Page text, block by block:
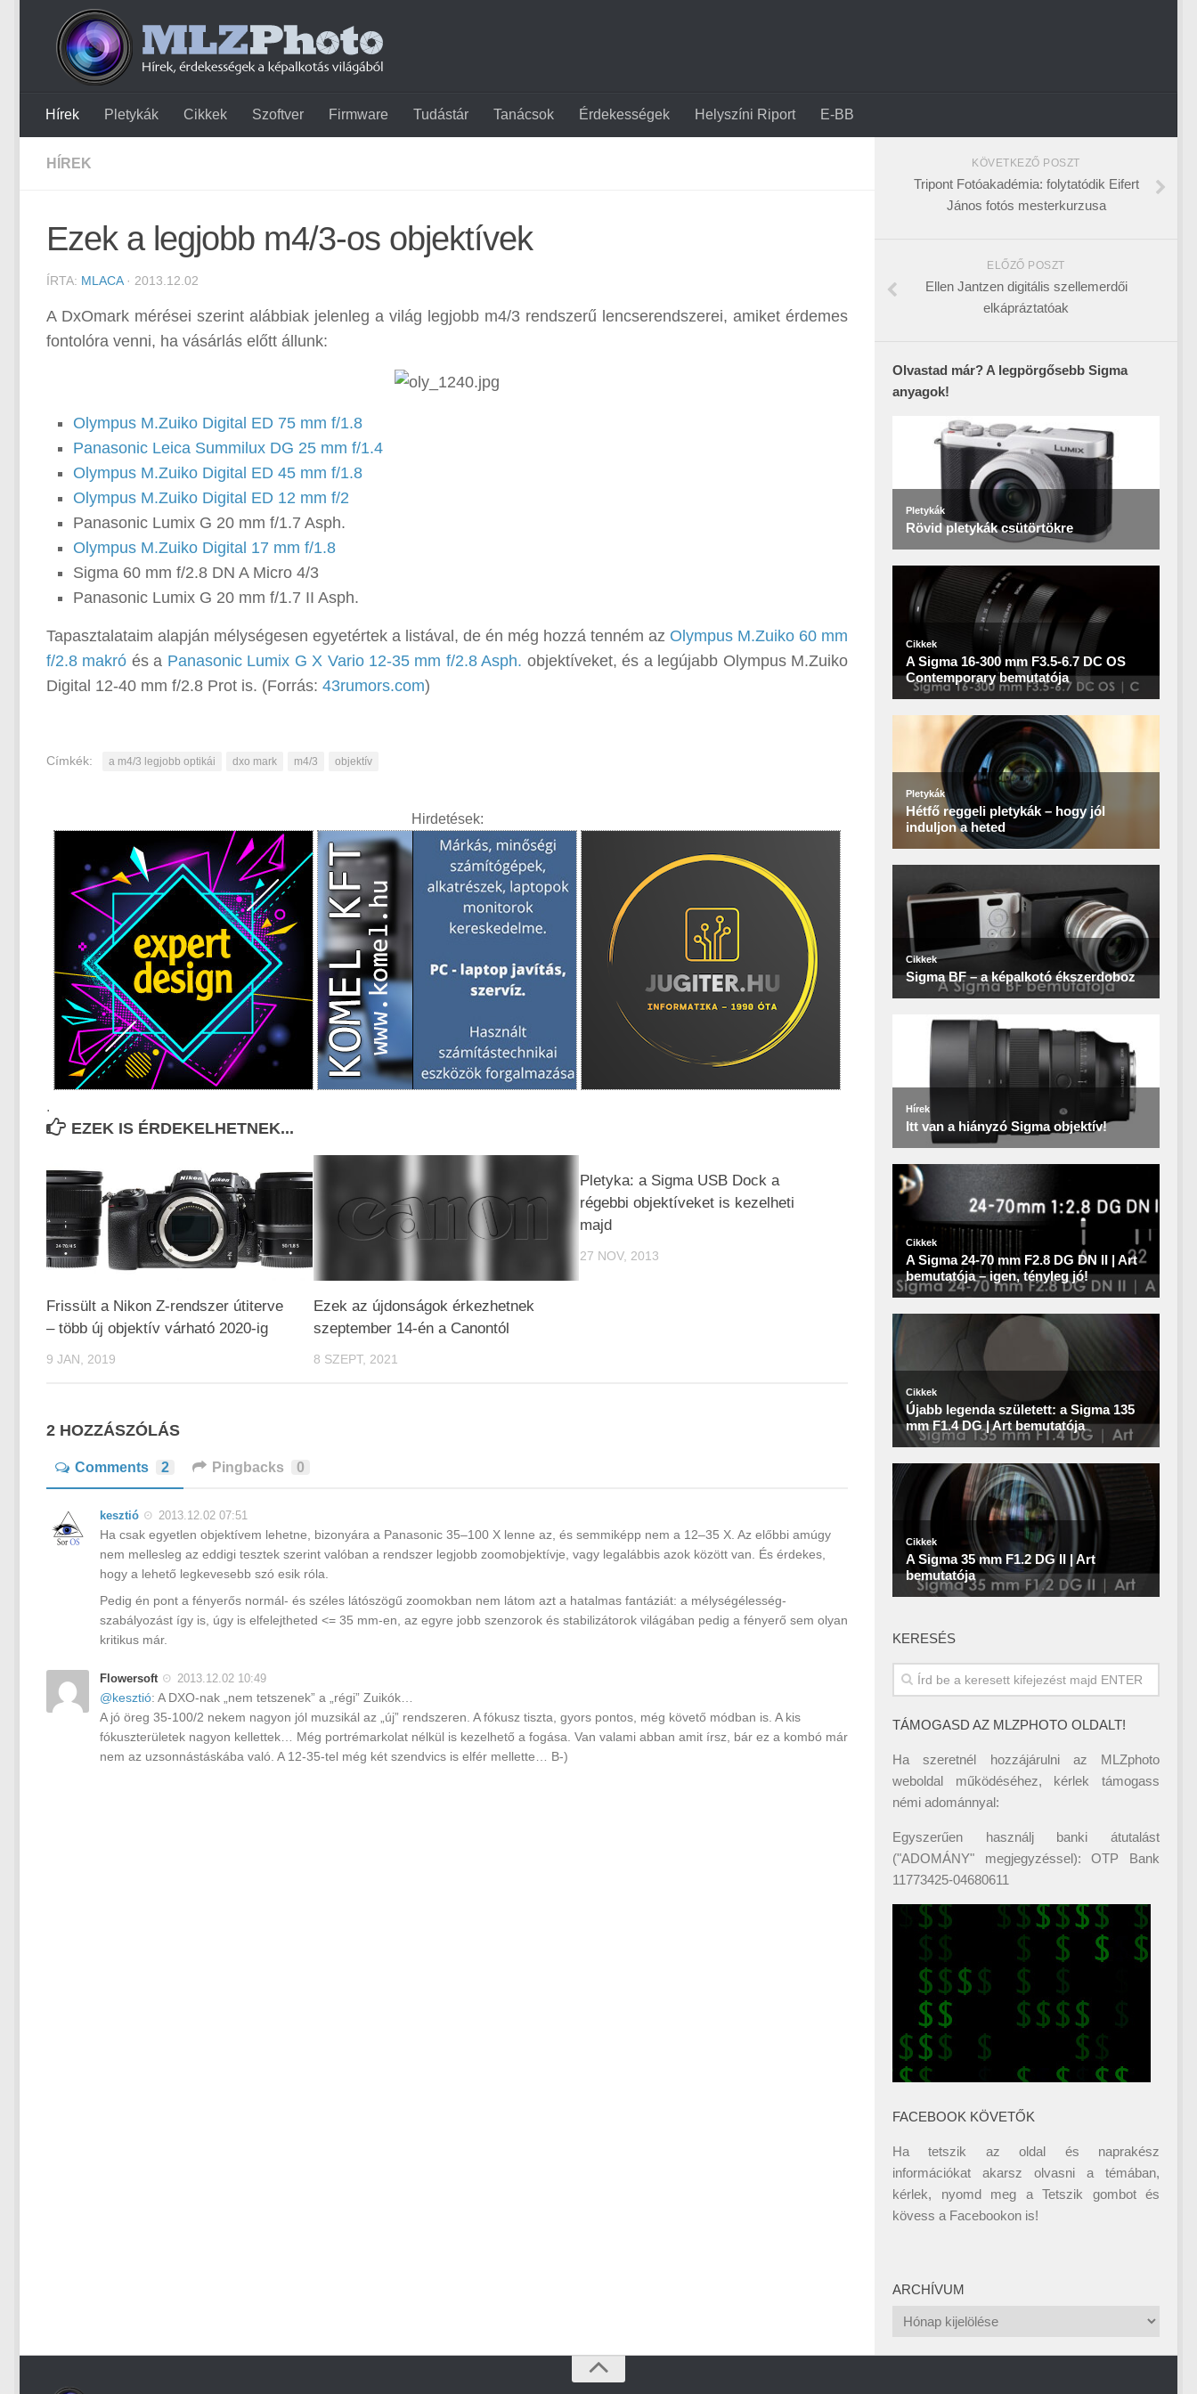
Hírek Pletykák Cikkek Szoftver Firmware Tudástár Tanácsok Érdekességek Helyszíni Riport E-BB
HÍREK
Ezek a legjobb m4/3-os objektívek
ÍRTA: MLACA· 2013.12.02
A DxOmark mérései szerint alábbiak jelenleg a világ legjobb m4/3 rendszerű lencserendszerei, amiket érdemes
fontolóra venni, ha vásárlás előtt állunk:
Olympus M.Zuiko Digital ED 75 mm f/1.8
Panasonic Leica Summilux DG 25 mm f/1.4
Olympus M.Zuiko Digital ED 45 mm f/1.8
Olympus M.Zuiko Digital ED 12 mm f/2
Panasonic Lumix G 20 mm f/1.7 Asph.
Olympus M.Zuiko Digital 17 mm f/1.8
Sigma 60 mm f/2.8 DN A Micro 4/3
Panasonic Lumix G 20 mm f/1.7 II Asph.
Tapasztalataim alapján mélységesen egyetértek a listával, de én még hozzá tenném az Olympus M.Zuiko 60 mm
f/2.8 makró és a Panasonic Lumix G X Vario 12-35 mm f/2.8 Asph. objektíveket, és a legújabb Olympus M.Zuiko
Digital 12-40 mm f/2.8 Prot is. (Forrás: 43rumors.com)
Címkék: a m4/3 legjobb optikái dxo mark m4/3 objektív
Hirdetések:
.
EZEK IS ÉRDEKELHETNEK...
Frissült a Nikon Z-rendszer útiterve
– több új objektív várható 2020-ig
9 JAN, 2019
Ezek az újdonságok érkezhetnek
szeptember 14-én a Canontól
8 SZEPT, 2021
Pletyka: a Sigma USB Dock a
régebbi objektíveket is kezelheti
majd
27 NOV, 2013
2 HOZZÁSZÓLÁS
Comments 2 Pingbacks 0
kesztió 2013.12.02 07:51
Ha csak egyetlen objektívem lehetne, bizonyára a Panasonic 35–100 X lenne az, és semmiképp nem a 12–35 X. Az előbbi amúgy
nem mellesleg az eddigi tesztek szerint valóban a rendszer legjobb zoomobjektívje, vagy legalábbis azok között van. És érdekes,
hogy a lehető legkevesebb szó esik róla.
Pedig én pont a fényerős normál- és széles látószögű zoomokban nem látom azt a hatalmas fantáziát: a mélységélesség-
szabályozást így is, úgy is elfelejtheted <= 35 mm-en, az egyre jobb szenzorok és stabilizátorok világában pedig a fényerő sem olyan
kritikus már.
Flowersoft 2013.12.02 10:49
@kesztió: A DXO-nak „nem tetszenek” a „régi” Zuikók…
A jó öreg 35-100/2 nekem nagyon jól muzsikál az „új” rendszeren. A fókusz tiszta, gyors pontos, még követő módban is. A kis
fókuszterületek nagyon kellettek… Még portrémarkolat nélkül is kezelhető a fogása. Van valami abban amit írsz, bár ez a kombó már
nem az uzsonnástáskába való. A 12-35-tel még két szendvics is elfér mellette… B-)
KÖVETKEZŐ POSZT
Tripont Fotóakadémia: folytatódik Eifert
János fotós mesterkurzusa
ELŐZŐ POSZT
Ellen Jantzen digitális szellemerdői
elkápráztatóak
Olvastad már? A legpörgősebb Sigma
anyagok!
KERESÉS
TÁMOGASD AZ MLZPHOTO OLDALT!
Ha szeretnél hozzájárulni az MLZphoto
weboldal működéséhez, kérlek támogass
némi adománnyal:
Egyszerűen használj banki átutalást
("ADOMÁNY" megjegyzéssel): OTP Bank
11773425-04680611
FACEBOOK KÖVETŐK
Ha tetszik az oldal és naprakész
információkat akarsz olvasni a témában,
kérlek, nyomd meg a Tetszik gombot és
kövess a Facebookon is!
ARCHÍVUM
Archívum